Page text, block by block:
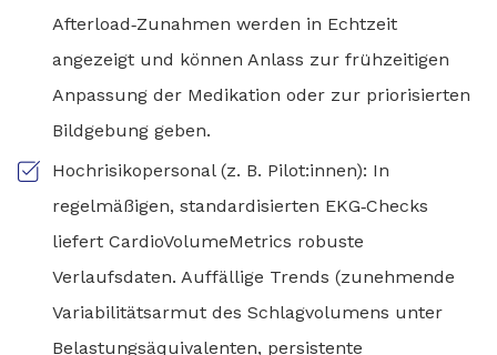
Afterload‑Zunahmen werden in Echtzeit
angezeigt und können Anlass zur frühzeitigen
Anpassung der Medikation oder zur priorisierten
Bildgebung geben.
Hochrisikopersonal (z. B. Pilot:innen): In
regelmäßigen, standardisierten EKG‑Checks
liefert CardioVolumeMetrics robuste
Verlaufsdaten. Auffällige Trends (zunehmende
Variabilitätsarmut des Schlagvolumens unter
Belastungsäquivalenten, persistente